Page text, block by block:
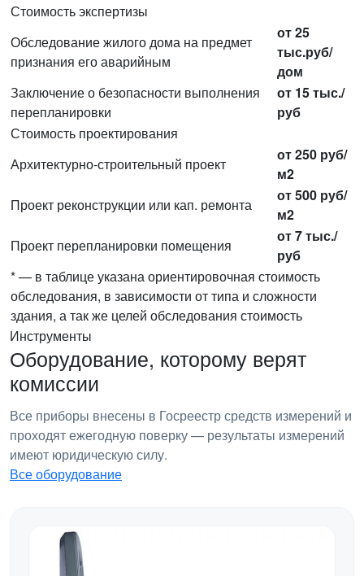
Стоимость экспертизы
Обследование жилого дома на предмет
признания его аварийным
от 25
тыс.руб/
дом
Заключение о безопасности выполнения
перепланировки
от 15 тыс./
руб
Стоимость проектирования
Архитектурно-строительный проект
от 250 руб/
м2
Проект реконструкции или кап. ремонта
от 500 руб/
м2
Проект перепланировки помещения
от 7 тыс./
руб
* — в таблице указана ориентировочная стоимость
обследования, в зависимости от типа и сложности
здания, а так же целей обследования стоимость
Инструменты
Оборудование, которому верят
комиссии
Все приборы внесены в Госреестр средств измерений и
проходят ежегодную поверку — результаты измерений
имеют юридическую силу.
Все оборудование